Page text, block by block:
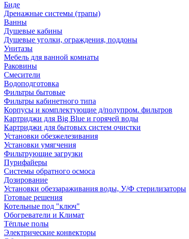
Биде
Дренажные системы (трапы)
Ванны
Душевые кабины
Душевые уголки, ограждения, поддоны
Унитазы
Мебель для ванной комнаты
Раковины
Смесители
Водоподготовка
Фильтры бытовые
Фильтры кабинетного типа
Корпусы и комплектующие д/полупром. фильтров
Картриджи для Big Blue и горячей воды
Картриджи для бытовых систем очистки
Установки обезжелезивания
Установки умягчения
Фильтрующие загрузки
Пурифайеры
Системы обратного осмоса
Дозирование
Установки обеззараживания воды, У/Ф стерилизаторы
Готовые решения
Котельные под "ключ"
Обогреватели и Климат
Тёплые полы
Электрические конвекторы